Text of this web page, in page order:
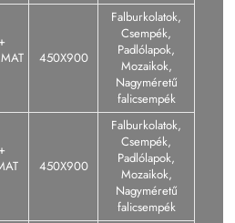
450X900
Falburkolatok,
Csempék,
Padlólapok,
Mozaikok,
Nagyméretű
falicsempék
450X900
Falburkolatok,
Csempék,
Padlólapok,
Mozaikok,
Nagyméretű
falicsempék